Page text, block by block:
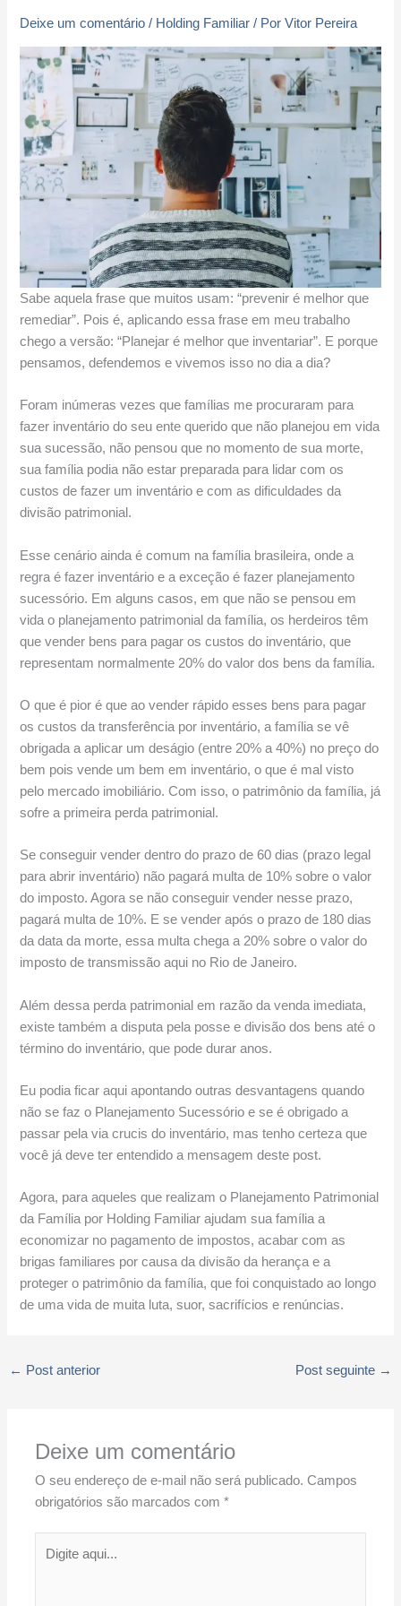
Deixe um comentário / Holding Familiar / PorVitor Pereira
Sabe aquela frase que muitos usam: “prevenir é melhor que
remediar”. Pois é, aplicando essa frase em meu trabalho
chego a versão: “Planejar é melhor que inventariar”. E porque
pensamos, defendemos e vivemos isso no dia a dia?
Foram inúmeras vezes que famílias me procuraram para
fazer inventário do seu ente querido que não planejou em vida
sua sucessão, não pensou que no momento de sua morte,
sua família podia não estar preparada para lidar com os
custos de fazer um inventário e com as dificuldades da
divisão patrimonial.
Esse cenário ainda é comum na família brasileira, onde a
regra é fazer inventário e a exceção é fazer planejamento
sucessório. Em alguns casos, em que não se pensou em
vida o planejamento patrimonial da família, os herdeiros têm
que vender bens para pagar os custos do inventário, que
representam normalmente 20% do valor dos bens da família.
O que é pior é que ao vender rápido esses bens para pagar
os custos da transferência por inventário, a família se vê
obrigada a aplicar um deságio (entre 20% a 40%) no preço do
bem pois vende um bem em inventário, o que é mal visto
pelo mercado imobiliário. Com isso, o patrimônio da família, já
sofre a primeira perda patrimonial.
Se conseguir vender dentro do prazo de 60 dias (prazo legal
para abrir inventário) não pagará multa de 10% sobre o valor
do imposto. Agora se não conseguir vender nesse prazo,
pagará multa de 10%. E se vender após o prazo de 180 dias
da data da morte, essa multa chega a 20% sobre o valor do
imposto de transmissão aqui no Rio de Janeiro.
Além dessa perda patrimonial em razão da venda imediata,
existe também a disputa pela posse e divisão dos bens até o
término do inventário, que pode durar anos.
Eu podia ficar aqui apontando outras desvantagens quando
não se faz o Planejamento Sucessório e se é obrigado a
passar pela via crucis do inventário, mas tenho certeza que
você já deve ter entendido a mensagem deste post.
Agora, para aqueles que realizam o Planejamento Patrimonial
da Família por Holding Familiar ajudam sua família a
economizar no pagamento de impostos, acabar com as
brigas familiares por causa da divisão da herança e a
proteger o patrimônio da família, que foi conquistado ao longo
de uma vida de muita luta, suor, sacrifícios e renúncias.
← Post anterior Post seguinte →
Deixe um comentário
O seu endereço de e-mail não será publicado. Campos
obrigatórios são marcados com*
aqui...